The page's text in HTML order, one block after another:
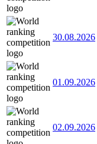
30.08.2026
01.09.2026
02.09.2026